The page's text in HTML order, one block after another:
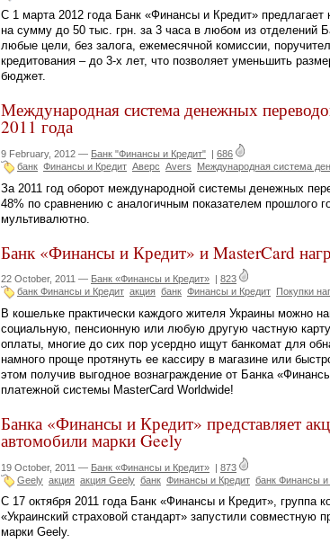
С 1 марта 2012 года Банк «Финансы и Кредит»
на сумму до 50 тыс. грн. за 3 часа в любом из отделений
любые цели, без залога, ежемесячной комиссии,
кредитования – до 3-х лет, что позволяет уменьшить
бюджет.
Международная система денежных
2011 года
9 February, 2012 — Банк "Финансы и Кредит" | 686
банк Финансы и Кредит Аверс Avers Международная система
За 2011 год оборот международной системы денежных
48% по сравнению с аналогичным показателем прошлого
мультивалютно.
Банк «Финансы и Кредит» и MasterCard
22 October, 2011 — Банк «Финансы и Кредит»
823
банк Финансы и Кредит акция банк Финансы и Кредит Покупки
В кошельке практически каждого жителя Украины можно
социальную, пенсионную или любую другую частную
оплаты, многие до сих пор усердно ищут банкомат для
намного проще протянуть ее кассиру в магазине или
этом получив выгодное вознаграждение от Банка
платежной системы MasterCard Worldwide!
Банка «Финансы и Кредит» представляет
автомобили марки Geely
19 October, 2011 — Банк «Финансы и Кредит» | 873
Geely акция акция Geely банк Финансы и Кредит банк Финансы и
С 17 октября 2011 года Банк «Финансы и Кредит», группа
«Украинский страховой стандарт» запустили совместную
марки Geely.